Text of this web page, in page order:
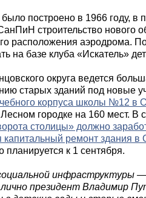
построено в 1966 году,
строительство нового
расположения аэродрома.
на базе клуба «Искатель»
округа ведется
старых зданий под новые
корпуса школы №12 в
Лесном городке на 160 мест.
столицы» должно
капитальный ремонт здания
планируется к 1 сентября.
инфраструктуры
президент Владимир